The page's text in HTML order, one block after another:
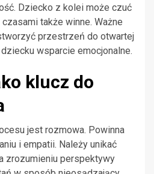
Dziecko z kolei może czuć
także winne. Ważne
przestrzeń do otwartej
wsparcie emocjonalne.
klucz do
jest rozmowa. Powinna
i empatii. Należy unikać
zrozumieniu perspektywy